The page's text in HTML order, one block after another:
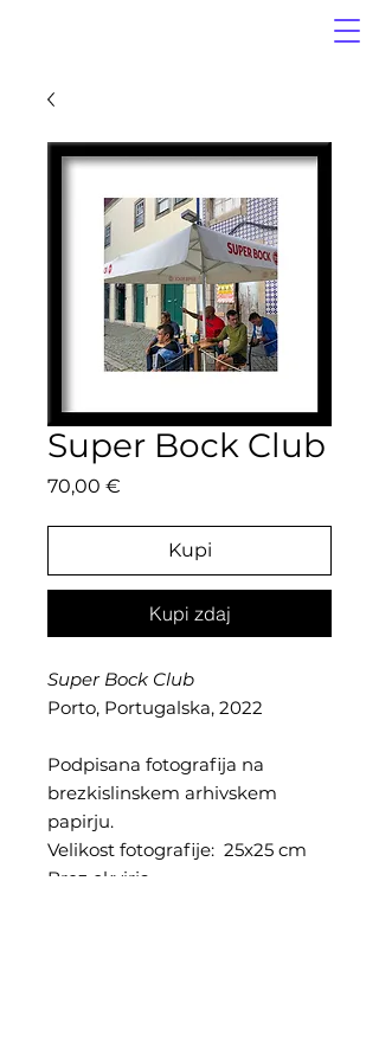
Super Bock Club
70,00 €
Kupi
Kupi zdaj
Super Bock Club
Porto, Portugalska, 2022
Podpisana fotografija na
brezkislinskem arhivskem
papirju.
Velikost fotografije: 25x25 cm
Brez okvirja.